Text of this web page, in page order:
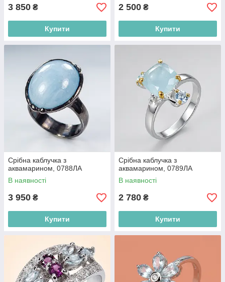
3 850 ₴
Купити
2 500 ₴
Купити
Срібна каблучка з
аквамарином, 0788ЛА
В наявності
3 950 ₴
Купити
Срібна каблучка з
аквамарином, 0789ЛА
В наявності
2 780 ₴
Купити